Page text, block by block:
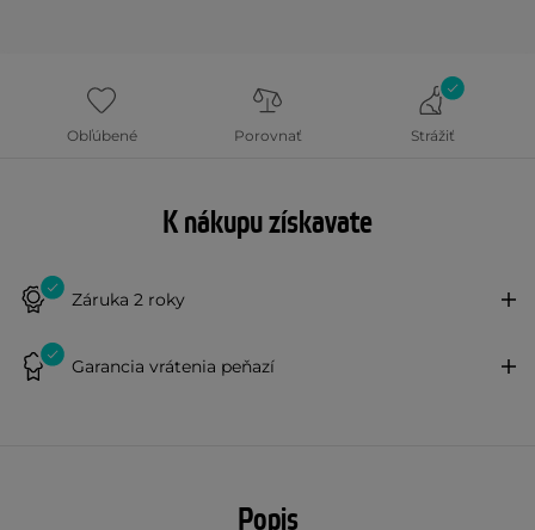
Obľúbené Porovnať Strážiť
K nákupu získavate
Záruka 2 roky
Garancia vrátenia peňazí
Popis